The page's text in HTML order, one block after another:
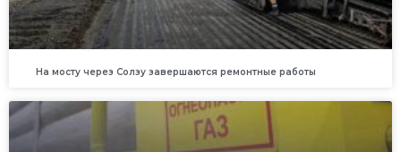
На мосту через Солзу завершаются ремонтные работы